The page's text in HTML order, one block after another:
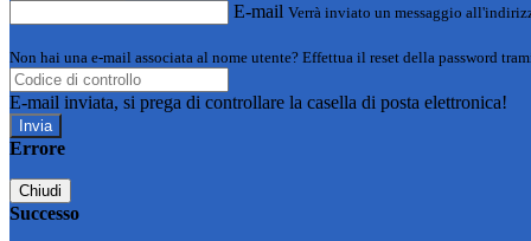
E-mail Verrà inviato un messaggio
Non hai una e-mail associata al nome utente? Effettua il reset della password
E-mail inviata, si prega di controllare la casella di posta elettronica!
Errore
Chiudi
Successo